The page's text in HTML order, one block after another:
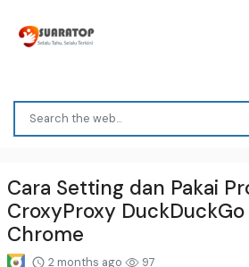
Cara Setting dan Pakai
CroxyProxy
Chrome
2 months ago 97